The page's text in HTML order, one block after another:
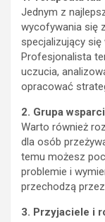
Jednym z
wycofywania się
specjalizujący
Profesjonalista
uczucia,
opracować
2. Grupa
Warto również
dla osób
temu możesz
problemie i
przechodzą
3. Przyjaciele i